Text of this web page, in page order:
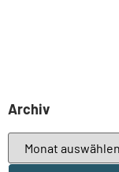
Archiv